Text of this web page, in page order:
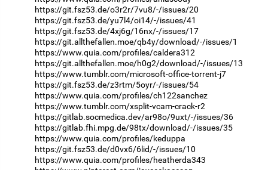
https://git.fsz53.de/o3r2r/7vu8/-/issues/20
https://git.fsz53.de/yu7l4/oi14/-/issues/41
https://git.fsz53.de/4xj6g/16nx/-/issues/17
https://git.allthefallen.moe/qb4y/download/-/issues/1
https://www.quia.com/profiles/caldera312
https://git.allthefallen.moe/h0g2/download/-/issues/13
https://www.tumblr.com/microsoft-office-torrent-j7
https://git.fsz53.de/z3rtm/5oyr/-/issues/54
https://www.quia.com/profiles/ch122sanchez
https://www.tumblr.com/xsplit-vcam-crack-r2
https://gitlab.socmedica.dev/ar98o/9uxt/-/issues/36
https://gitlab.fhi.mpg.de/98tx/download/-/issues/35
https://www.quia.com/profiles/keduppa
https://git.fsz53.de/d0vx6/6lid/-/issues/10
https://www.quia.com/profiles/heatherda343